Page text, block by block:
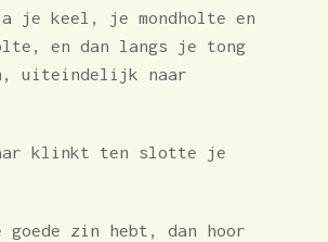
je keel, je mondholte en
en dan langs je tong
uiteindelijk naar
klinkt ten slotte je
zin hebt, dan hoor